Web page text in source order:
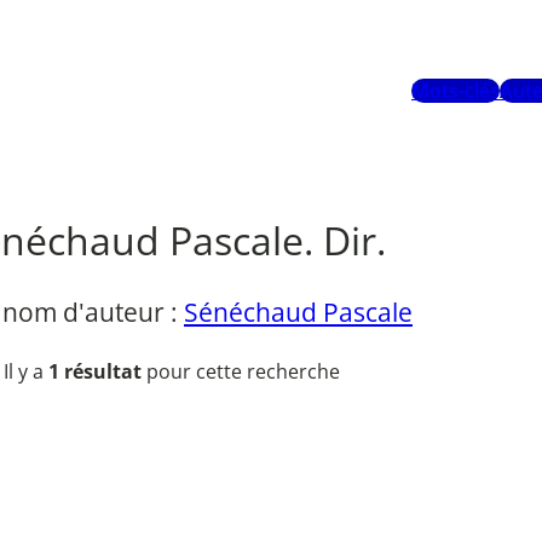
Mots-clés
Pascale. Dir.
d'auteur : Sénéchaud Pascale
Il y a 1 résultat pour cette recherche